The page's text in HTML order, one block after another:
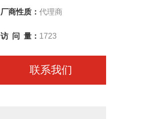
厂商性质： 代理商
访 问 量： 1723
联系我们